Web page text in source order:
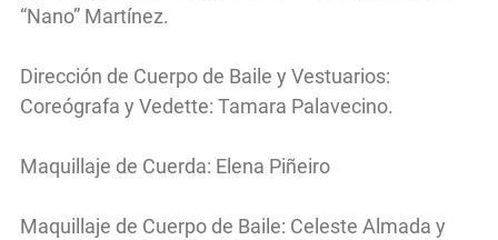
“Nano” Martínez.
Dirección de Cuerpo de Baile y Vestuarios:
Coreógrafa y Vedette: Tamara Palavecino.
Maquillaje de Cuerda: Elena Piñeiro
Maquillaje de Cuerpo de Baile: Celeste Almada y